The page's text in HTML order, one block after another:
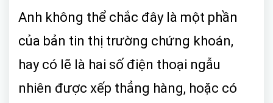
Anh không thể chắc đây là một phần
của bản tin thị trường chứng khoán,
hay có lẽ là hai số điện thoại ngẫu
nhiên được xếp thẳng hàng, hoặc có